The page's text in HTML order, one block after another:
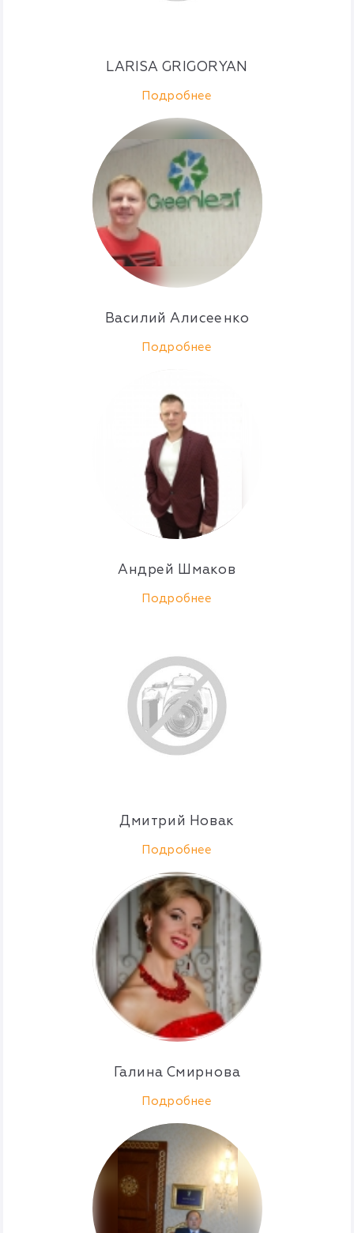
LARISA GRIGORYAN
Подробнее
Василий Алисеенко
Подробнее
Андрей Шмаков
Подробнее
Дмитрий Новак
Подробнее
Галина Смирнова
Подробнее